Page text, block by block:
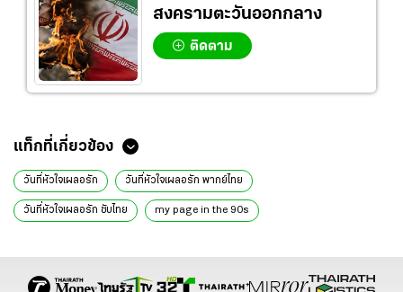
สงครามตะวันออกกลาง
ติดตาม
แท็กที่เกี่ยวข้อง
วันที่หัวใจเผลอรัก วันที่หัวใจเผลอรัก พากย์ไทย
วันที่หัวใจเผลอรัก ซับไทย my page in the 90s